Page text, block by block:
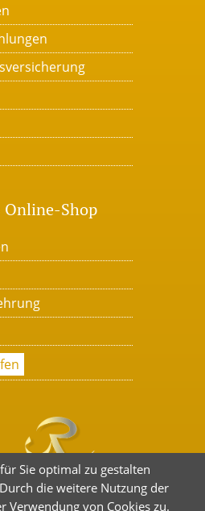
Online-Shop
Sie optimal zu gestalten
die weitere Nutzung der
Verwendung von Cookies zu.